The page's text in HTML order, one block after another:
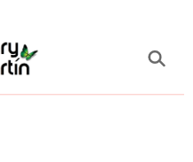
Novela Romántica y Lifestyle